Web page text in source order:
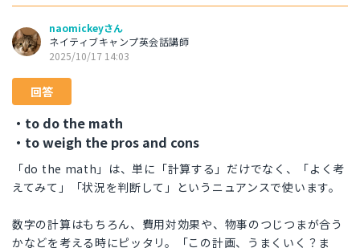
naomickeyさん
ネイティブキャンプ英会話講師
2025/10/17 14:03
回答
・to do the math
・to weigh the pros and cons
「do the math」は、単に「計算する」だけでなく、「よく考
えてみて」「状況を判断して」というニュアンスで使います。
数字の計算はもちろん、費用対効果や、物事のつじつまが合う
かなどを考える時にピッタリ。「この計画、うまくいく？ま